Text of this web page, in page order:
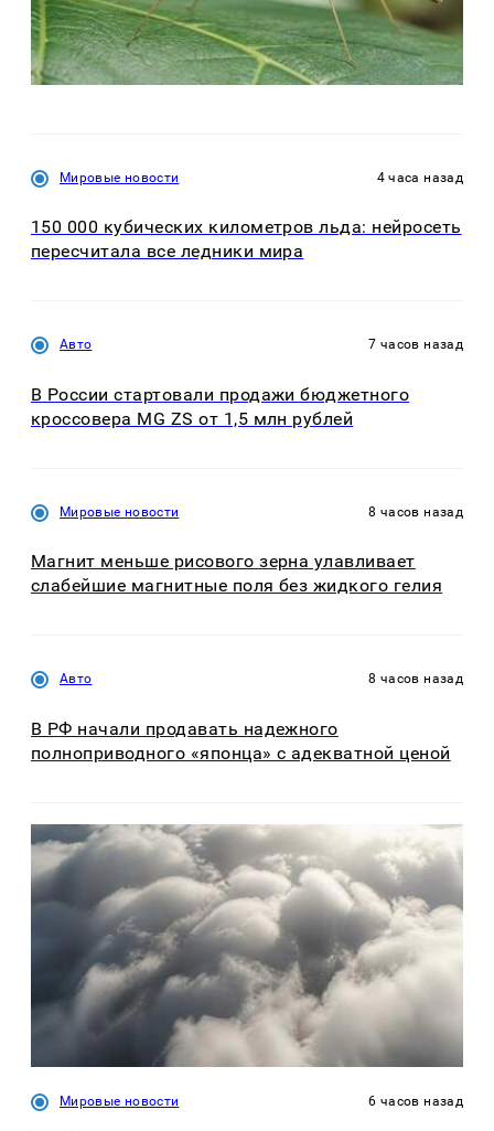
Мировые новости 4 часа назад
150 000 кубических километров льда: нейросеть
пересчитала все ледники мира
Авто 7 часов назад
В России стартовали продажи бюджетного
кроссовера MG ZS от 1,5 млн рублей
Мировые новости 8 часов назад
Магнит меньше рисового зерна улавливает
слабейшие магнитные поля без жидкого гелия
Авто 8 часов назад
В РФ начали продавать надежного
полноприводного «японца» с адекватной ценой
Мировые новости 6 часов назад